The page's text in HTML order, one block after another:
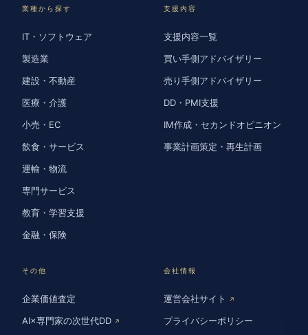
業種から探す
IT・ソフトウェア
製造業
建設・不動産
医療・介護
小売・EC
飲食・サービス
運輸・物流
専門サービス
教育・学習支援
金融・保険
支援内容
支援内容一覧
買い手側アドバイザリー
売り手側アドバイザリー
DD・PMI支援
IM作成・セカンドオピニオン
事業計画策定・再生計画
その他
企業価値査定
AI×専門家の次世代DD ↗
会社情報
運営会社サイト ↗
プライバシーポリシー